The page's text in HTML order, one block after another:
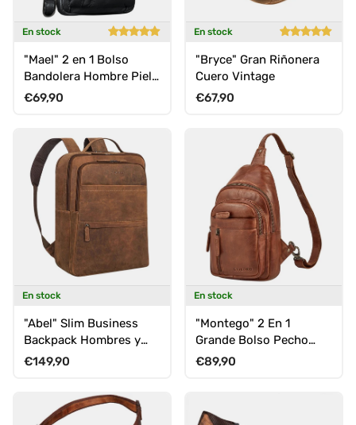
En stock
"Mael" 2 en 1 Bolso
Bandolera Hombre Piel
Pequeño Bolso Cintura
Precio normal
€69,90
En stock
"Bryce" Gran Riñonera
Cuero Vintage
Precio normal
€67,90
En stock
"Abel" Slim Business
Backpack Hombres y
Mujeres
Precio normal
€149,90
En stock
"Montego" 2 En 1
Grande Bolso Pecho
Hombre de Piel Genuino
Precio normal
€89,90